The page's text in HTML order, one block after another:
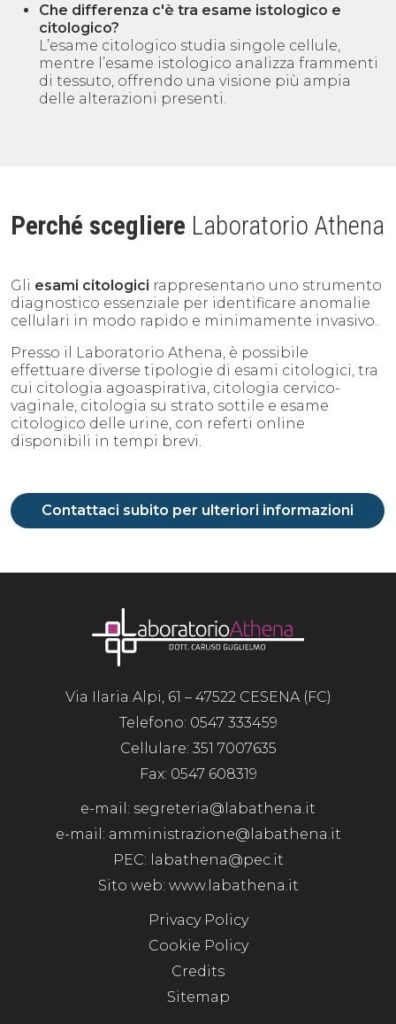
Che differenza c'è tra esame istologico e
citologico?
L’esame citologico studia singole cellule,
mentre l’esame istologico analizza frammenti
di tessuto, offrendo una visione più ampia
delle alterazioni presenti.
Perché scegliere Laboratorio Athena
Gli esami citologici rappresentano uno strumento
diagnostico essenziale per identificare anomalie
cellulari in modo rapido e minimamente invasivo.
Presso il Laboratorio Athena, è possibile
effettuare diverse tipologie di esami citologici, tra
cui citologia agoaspirativa, citologia cervico-
vaginale, citologia su strato sottile e esame
citologico delle urine, con referti online
disponibili in tempi brevi.
Contattaci subito per ulteriori informazioni
Via Ilaria Alpi, 61 – 47522 CESENA (FC)
Telefono: 0547 333459
Cellulare: 351 7007635
Fax: 0547 608319
e-mail: segreteria@labathena.it
e-mail: amministrazione@labathena.it
PEC: labathena@pec.it
Sito web: www.labathena.it
Privacy Policy
Cookie Policy
Credits
Sitemap